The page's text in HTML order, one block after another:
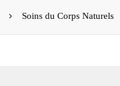
Soins du Corps Naturels